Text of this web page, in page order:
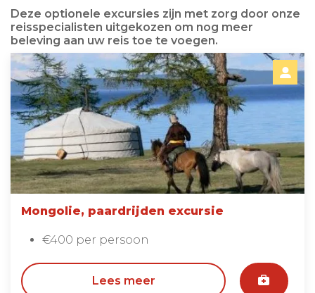
Deze optionele excursies zijn met zorg door onze
reisspecialisten uitgekozen om nog meer
beleving aan uw reis toe te voegen.
Mongolie, paardrijden excursie
€400 per persoon
Lees meer